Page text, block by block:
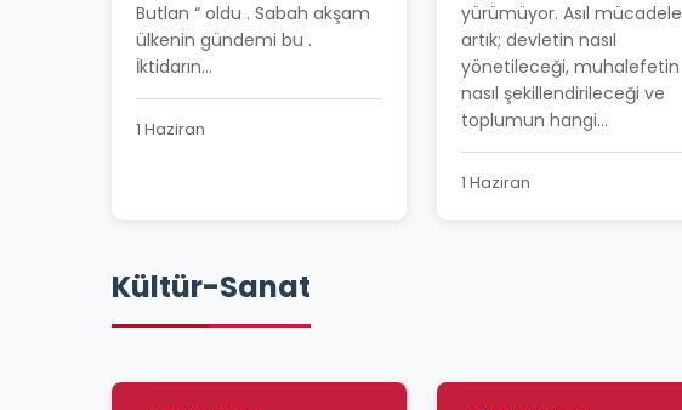
Butlan “ oldu . Sabah akşam
ülkenin gündemi bu .
İktidarın...
1 Haziran
yürümüyor. Asıl mücadele
artık; devletin nasıl
yönetileceği, muhalefetin
nasıl şekillendirileceği ve
toplumun hangi...
1 Haziran
Kültür-Sanat